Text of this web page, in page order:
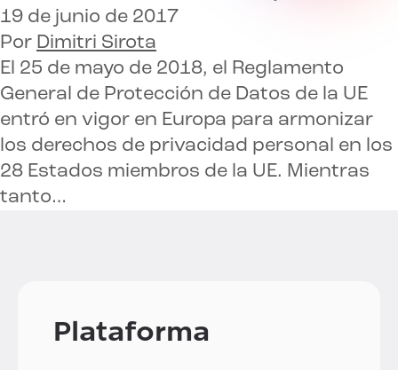
19 de junio de 2017
Por Dimitri Sirota
El 25 de mayo de 2018, el Reglamento
General de Protección de Datos de la UE
entró en vigor en Europa para armonizar
los derechos de privacidad personal en los
28 Estados miembros de la UE. Mientras
tanto…
Plataforma